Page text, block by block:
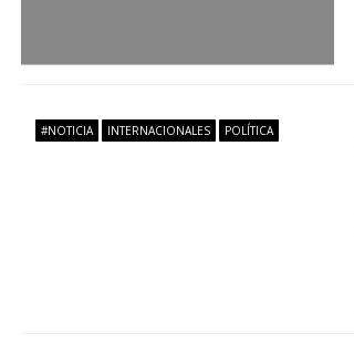
t #NOTICIA INTERNACIONALES POLÍTICA